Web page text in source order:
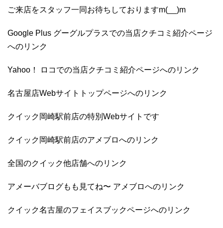
ご来店をスタッフ一同お待ちしておりますm(__)m
Google Plus グーグルプラスでの当店クチコミ紹介ページ
へのリンク
Yahoo！ ロコでの当店クチコミ紹介ページへのリンク
名古屋店Webサイトトップページへのリンク
クイック岡崎駅前店の特別Webサイトです
クイック岡崎駅前店のアメブロへのリンク
全国のクイック他店舗へのリンク
アメーバブログもも見てね〜 アメブロへのリンク
クイック名古屋のフェイスブックページへのリンク